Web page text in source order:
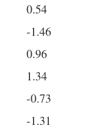
0.54
-1.46
0.96
1.34
-0.73
-1.31